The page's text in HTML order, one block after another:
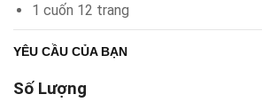
1 cuốn 12 trang
YÊU CẦU CỦA BẠN
Số Lượng